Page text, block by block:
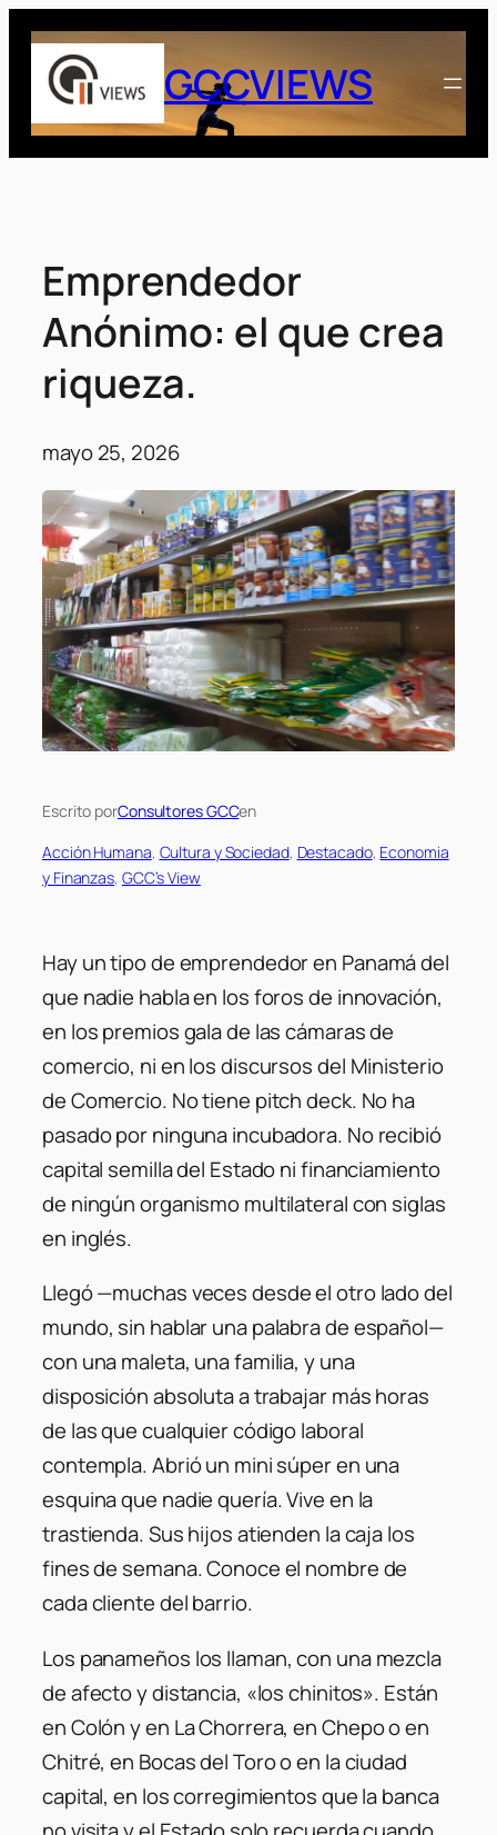
Saltar
contenido
GCCVIEWS
Emprendedor
Anónimo: el que crea
riqueza.
mayo 25, 2026
Escrito porConsultores GCCen
Acción Humana, Cultura y Sociedad, Destacado, Economia
y Finanzas, GCC’s View
Hay un tipo de emprendedor en Panamá del
que nadie habla en los foros de innovación,
en los premios gala de las cámaras de
comercio, ni en los discursos del Ministerio
de Comercio. No tiene pitch deck. No ha
pasado por ninguna incubadora. No recibió
capital semilla del Estado ni financiamiento
de ningún organismo multilateral con siglas
en inglés.
Llegó —muchas veces desde el otro lado del
mundo, sin hablar una palabra de español—
con una maleta, una familia, y una
disposición absoluta a trabajar más horas
de las que cualquier código laboral
contempla. Abrió un mini súper en una
esquina que nadie quería. Vive en la
trastienda. Sus hijos atienden la caja los
fines de semana. Conoce el nombre de
cada cliente del barrio.
Los panameños los llaman, con una mezcla
de afecto y distancia, «los chinitos». Están
en Colón y en La Chorrera, en Chepo o en
Chitré, en Bocas del Toro o en la ciudad
capital, en los corregimientos que la banca